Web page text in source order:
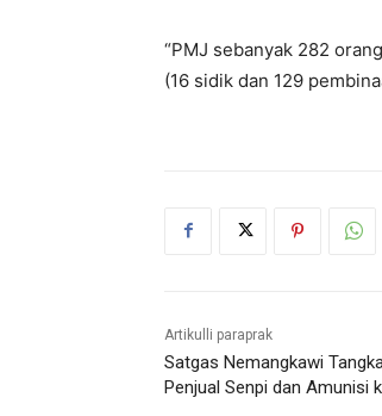
“PMJ sebanyak 282
(16 sidik dan 129
Artikulli paraprak
Satgas Nemangkawi
Penjual Senpi dan Amunisi